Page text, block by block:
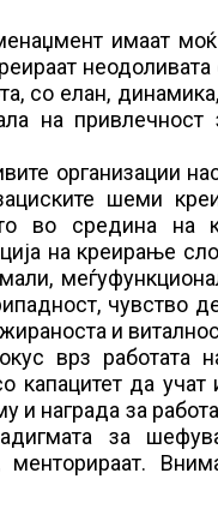
имаат моќ
со елан,
на
организации
шеми
во средина
на креирање
чувство
и
врз работата
капацитет да
и награда за
за
менторираат.